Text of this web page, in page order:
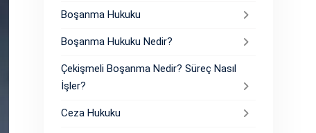
Boşanma Hukuku
Boşanma Hukuku Nedir?
Çekişmeli Boşanma Nedir? Süreç Nasıl
İşler?
Ceza Hukuku